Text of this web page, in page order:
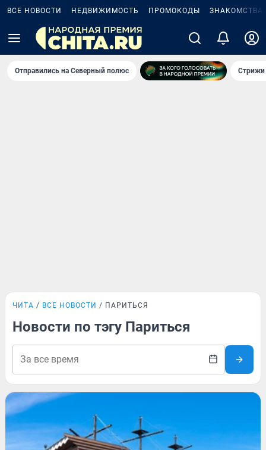
ВСЕ НОВОСТИ НЕДВИЖИМОСТЬ ПРОМОКОДЫ ЗНАКОМСТВА
Отправились на Северный полюс Стрижи
ЧИТА ВСЕ НОВОСТИ ПАРИТЬСЯ
Новости по тэгу Париться